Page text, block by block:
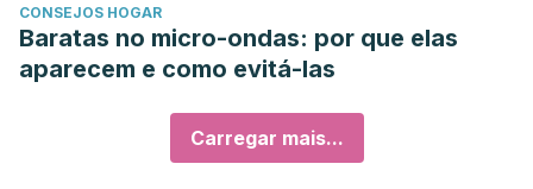
CONSEJOS HOGAR
Baratas no micro-ondas: por que elas
aparecem e como evitá-las
Carregar mais...